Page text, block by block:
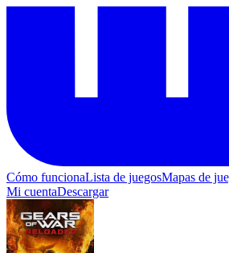
Cómo funcionaLista de juegosMapas de
Mi cuentaDescargar